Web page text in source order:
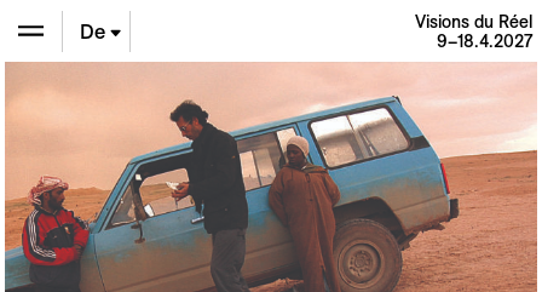
De
Visions du Réel
9–18.4.2027